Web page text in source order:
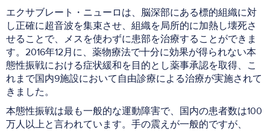
エクサブレート・ニューロは、脳深部にある標的組織に対
し正確に超音波を集束させ、組織を局所的に加熱し壊死さ
せることで、メスを使わずに患部を治療することができま
す。2016年12月に、薬物療法で十分に効果が得られない本
態性振戦における症状緩和を目的とし薬事承認を取得、こ
れまで国内9施設において自由診療による治療が実施されて
きました。
本態性振戦は最も一般的な運動障害で、国内の患者数は100
万人以上と言われています。手の震えが一般的ですが、